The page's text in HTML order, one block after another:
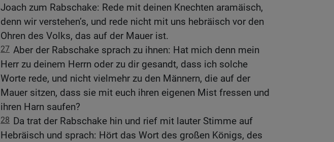
Joach zum Rabschake: Rede mit deinen Knechten aramäisch,
denn wir verstehen’s, und rede nicht mit uns hebräisch vor den
Ohren des Volks, das auf der Mauer ist.
27 Aber der Rabschake sprach zu ihnen: Hat mich denn mein
Herr zu deinem Herrn oder zu dir gesandt, dass ich solche
Worte rede, und nicht vielmehr zu den Männern, die auf der
Mauer sitzen, dass sie mit euch ihren eigenen Mist fressen und
ihren Harn saufen?
28 Da trat der Rabschake hin und rief mit lauter Stimme auf
Hebräisch und sprach: Hört das Wort des großen Königs, des